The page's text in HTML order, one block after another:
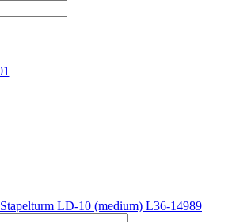
Stapelturm LD-10 (medium) L36-14989